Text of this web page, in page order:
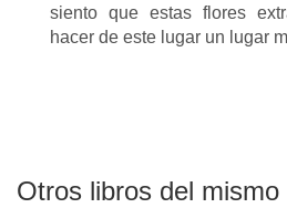
siento que estas flores
hacer de este lugar un lugar
Otros libros del mismo